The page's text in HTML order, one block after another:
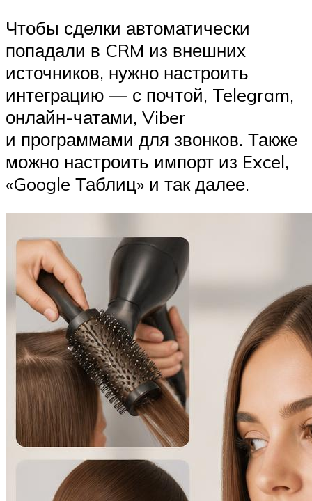
Чтобы сделки автоматически
попадали в CRM из внешних
источников, нужно настроить
интеграцию — с почтой, Telegram,
онлайн-чатами, Viber
и программами для звонков. Также
можно настроить импорт из Excel,
«Google Таблиц» и так далее.